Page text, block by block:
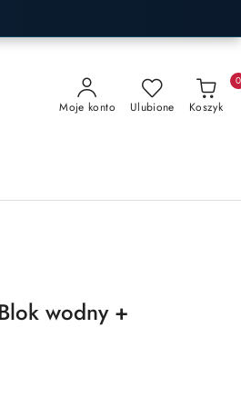
Moje konto Ulubione Koszyk
0
wodny +